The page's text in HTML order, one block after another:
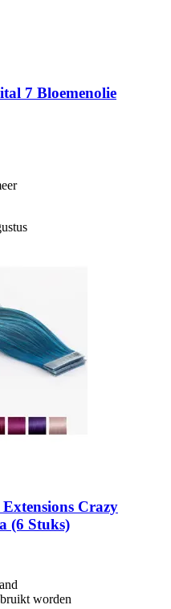
7 Bloemenolie
Crazy
(6 Stuks)
worden